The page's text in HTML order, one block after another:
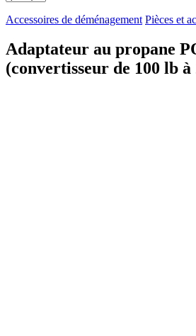
Accessoires de déménagement Pièces et
Adaptateur au propane
(convertisseur de 100 lb à